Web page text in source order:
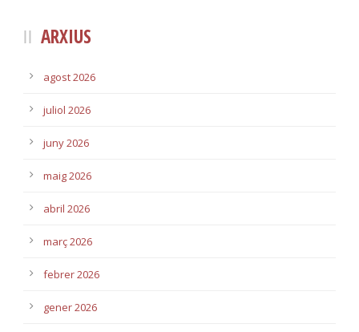
ARXIUS
agost 2026
juliol 2026
juny 2026
maig 2026
abril 2026
març 2026
febrer 2026
gener 2026